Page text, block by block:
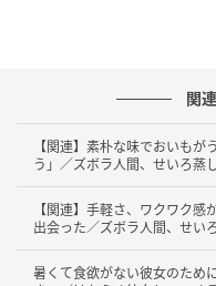
関
【関連】素朴な味でおいも
う」／ズボラ人間、せいろ蒸
【関連】手軽さ、ワクワク
出会った／ズボラ人間、せい
暑くて食欲がない彼女のため